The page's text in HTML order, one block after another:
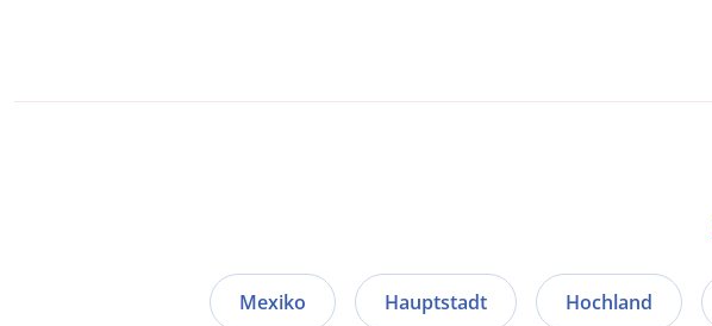
Mexiko Hauptstadt Hochland